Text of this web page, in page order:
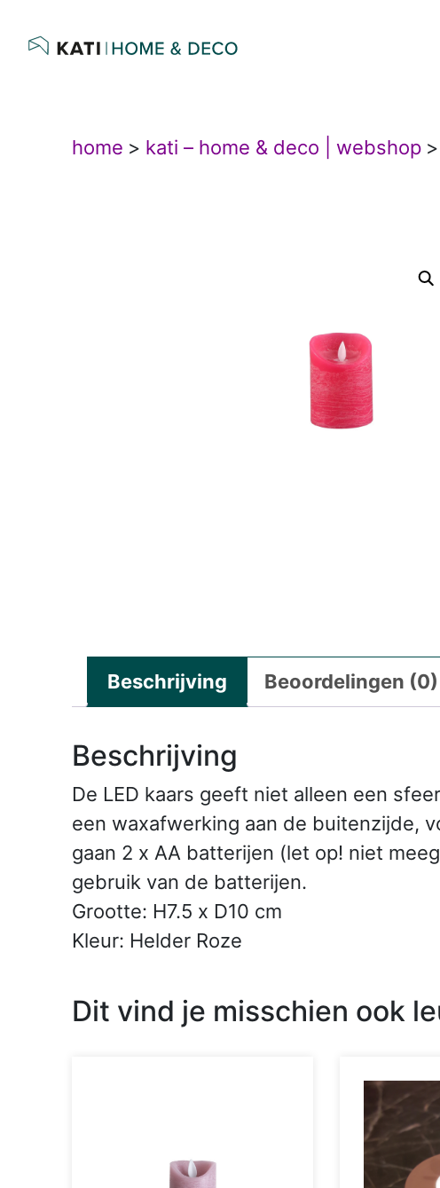
home > kati – home & deco | webshop >
Beschrijving Beoordelingen (0)
Beschrijving
De LED kaars geeft niet alleen een
een waxafwerking aan de buitenzijde,
gaan 2 x AA batterijen (let op! niet
gebruik van de batterijen.
Grootte: H7.5 x D10 cm
Kleur: Helder Roze
Dit vind je misschien ook